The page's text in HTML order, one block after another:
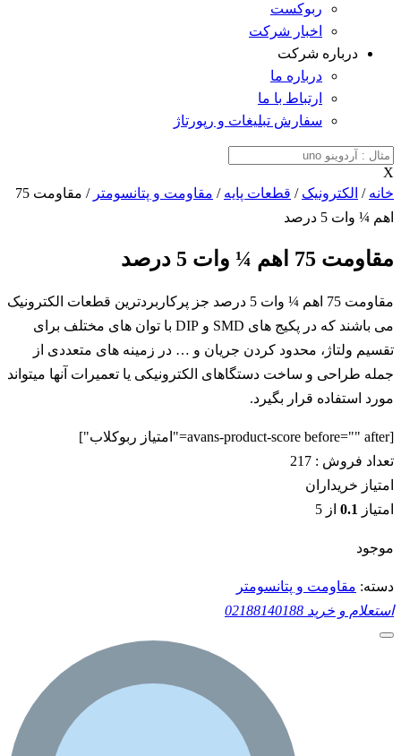
ربوکست
اخبار شرکت
درباره شرکت
درباره ما
ارتباط با ما
سفارش تبلیغات و رپورتاژ
X
خانه / الکترونیک / قطعات پایه / مقاومت و پتانسومتر
/ مقاومت 75
اهم ¼ وات 5 درصد
مقاومت 75 اهم ¼ وات 5 درصد
مقاومت 75 اهم ¼ وات 5 درصد جز پرکاربردترین قطعات الکترونیک
می باشند که در پکیج های SMD و DIP با توان های مختلف برای
تقسیم ولتاژ، محدود کردن جریان و … در زمینه های متعددی از
جمله طراحی و ساخت دستگاهای الکترونیکی یا تعمیرات آنها میتواند
مورد استفاده قرار بگیرد.
[avans-product-score before="" after="امتیاز ربوکلاب"]
تعداد فروش : 217
امتیاز خریداران
امتیاز 0.1 از 5
موجود
دسته: مقاومت و پتانسومتر
استعلام و خرید 02188140188